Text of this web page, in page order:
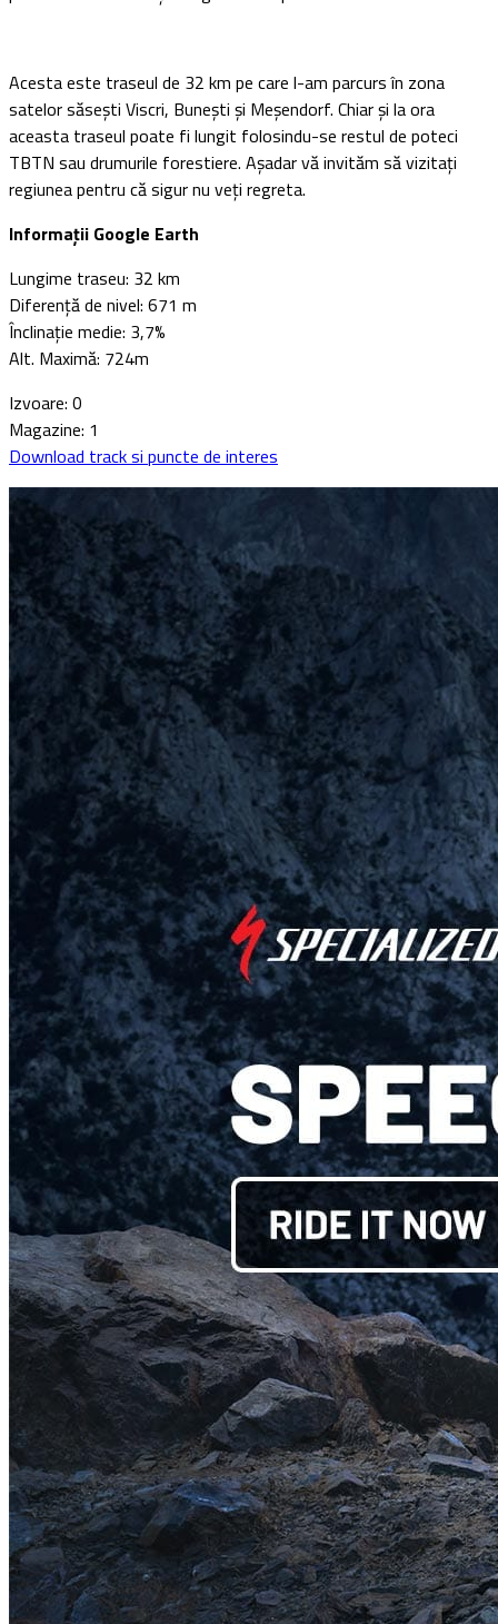
Acesta este traseul de 32 km pe care l-am parcurs în zona
satelor săseşti Viscri, Buneşti şi Meşendorf. Chiar şi la ora
aceasta traseul poate fi lungit folosindu-se restul de poteci
TBTN sau drumurile forestiere. Aşadar vă invităm să vizitaţi
regiunea pentru că sigur nu veţi regreta.
Informaţii Google Earth
Lungime traseu: 32 km
Diferenţă de nivel: 671 m
Înclinaţie medie: 3,7%
Alt. Maximă: 724m
Izvoare: 0
Magazine: 1
Download track si puncte de interes